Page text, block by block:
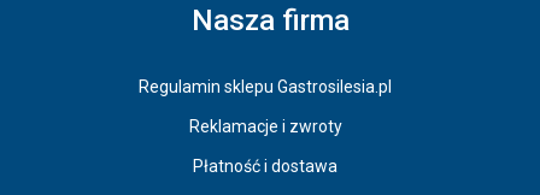
Nasza firma
Regulamin sklepu Gastrosilesia.pl
Reklamacje i zwroty
Płatność i dostawa